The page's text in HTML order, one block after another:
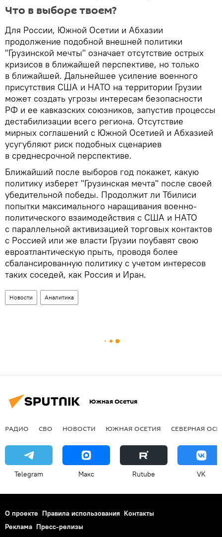
Что в выборе твоем?
Для России, Южной Осетии и Абхазии
продолжение подобной внешней политики
"Грузинской мечты" означает отсутствие острых
кризисов в ближайшей перспективе, но только
в ближайшей. Дальнейшее усиление военного
присутствия США и НАТО на территории Грузии
может создать угрозы интересам безопасности
РФ и ее кавказских союзников, запустив процессы
дестабилизации всего региона. Отсутствие
мирных соглашений с Южной Осетией и Абхазией
усугубляют риск подобных сценариев
в среднесрочной перспективе.
Ближайший после выборов год покажет, какую
политику изберет "Грузинская мечта" после своей
убедительной победы. Продолжит ли Тбилиси
попытки максимального наращивания военно-
политического взаимодействия с США и НАТО
с параллельной активизацией торговых контактов
с Россией или же власти Грузии поубавят свою
евроатлантическую прыть, проводя более
сбалансированную политику с учетом интересов
таких соседей, как Россия и Иран.
Новости Аналитика
Южная Осетия
РАДИО СВО НОВОСТИ ЮЖНАЯ ОСЕТИЯ СЕВЕРНАЯ
Telegram Макс Rutube VK
О проекте Правила использования Контакты
Реклама Пресс-релизы